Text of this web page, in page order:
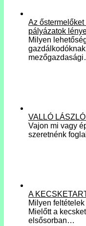
Az
pályázatok
Milyen
VALLÓ
Vajon mi vagy
szeretnénk
A
Milyen
Mielőtt a
elsősorban…